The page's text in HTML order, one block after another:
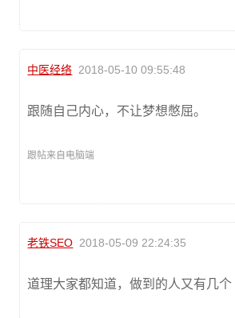
中医经络 2018-05-10 09:55:48
跟随自己内心，不让梦想憋屈。
跟帖来自电脑端
老铁SEO 2018-05-09 22:24:35
道理大家都知道，做到的人又有几个